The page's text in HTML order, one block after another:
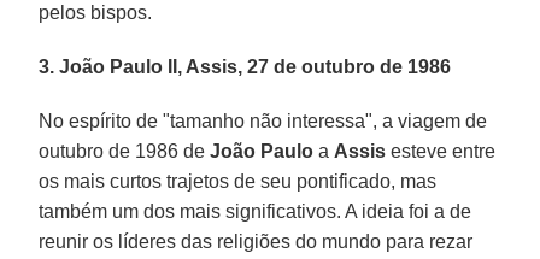
pelos bispos.
3. João Paulo II, Assis, 27 de outubro de 1986
No espírito de "tamanho não interessa", a viagem de
outubro de 1986 deJoão Paulo a Assis esteve entre
os mais curtos trajetos de seu pontificado, mas
também um dos mais significativos. A ideia foi a de
reunir os líderes das religiões do mundo para rezar